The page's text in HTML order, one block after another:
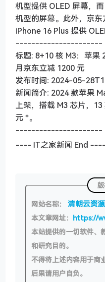
机型提供 OLED 屏幕，
机型的屏幕。此外，京
iPhone 16 Plus 提供
----------------------
标题: 8+10 核 M3：苹果
月京东立减 1200 元
发布时间: 2024-05-
新闻简介: 2024 款苹果
上架，搭载 M3 芯片，
元 *。
----------------------
---- IT之家新闻 End ----
网站名称： 清朝云资
本文章网址： https://
本站提供的一切软件、
和研究目的。
不得将上述内容用于商
后果请用户自负。